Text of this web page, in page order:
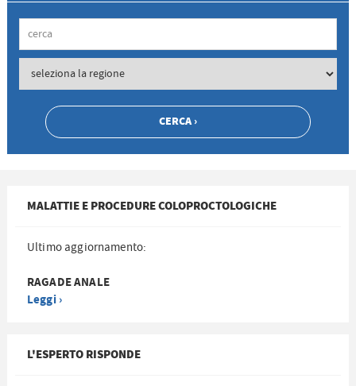
MALATTIE E PROCEDURE COLOPROCTOLOGICHE
Ultimo aggiornamento:
RAGADE ANALE
Leggi ›
L'ESPERTO RISPONDE